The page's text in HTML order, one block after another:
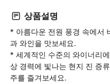
상품설명
* 아름다운 전원 풍경 속에서
과 와인을 맛보세요.
* 세계적인 수준의 와이너리
상 경력에 빛나는 현지 진 증
주를 즐겨보세요.